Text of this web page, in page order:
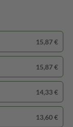
15,87 €
15,87 €
14,33 €
13,60 €